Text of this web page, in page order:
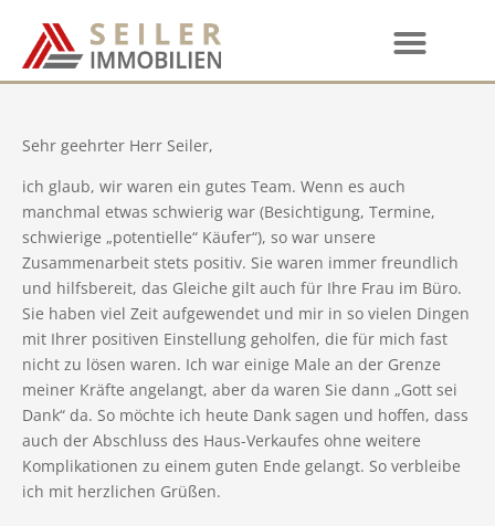
Sehr geehrter Herr Seiler,
ich glaub, wir waren ein gutes Team. Wenn es auch
manchmal etwas schwierig war (Besichtigung, Termine,
schwierige „potentielle“ Käufer“), so war unsere
Zusammenarbeit stets positiv. Sie waren immer freundlich
und hilfsbereit, das Gleiche gilt auch für Ihre Frau im Büro.
Sie haben viel Zeit aufgewendet und mir in so vielen Dingen
mit Ihrer positiven Einstellung geholfen, die für mich fast
nicht zu lösen waren. Ich war einige Male an der Grenze
meiner Kräfte angelangt, aber da waren Sie dann „Gott sei
Dank“ da. So möchte ich heute Dank sagen und hoffen, dass
auch der Abschluss des Haus-Verkaufes ohne weitere
Komplikationen zu einem guten Ende gelangt. So verbleibe
ich mit herzlichen Grüßen.